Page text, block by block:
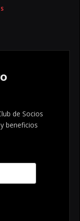
de Socios
beneficios